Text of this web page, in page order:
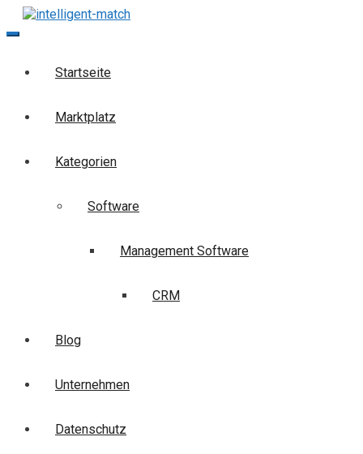
Skip
to
Startseite
Marktplatz
Kategorien
Software
Management Software
CRM
Blog
Unternehmen
Datenschutz